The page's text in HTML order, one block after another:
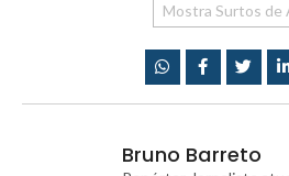
Mostra Surtos de
Bruno Barreto